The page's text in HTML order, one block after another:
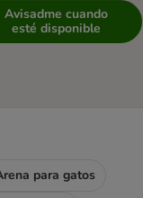
Avisadme cuando
esté disponible
para gatos